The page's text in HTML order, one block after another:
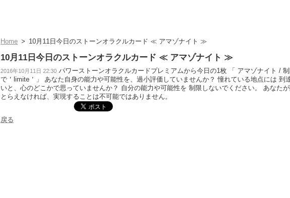
Home > 10月11日今日のストーンオラクルカード ≪ アマゾナイト ≫
10月11日今日のストーンオラクルカード ≪ アマゾナイト ≫
2016年10月11日 22:30 パワーストーンオラクルカードプレミアムから今日の1枚 「 アマゾナイト /
で＇limite＇」 あなた自身の能力や可能性を、過小評価していませんか？ 憧れている地点には 到
いと、心のどこかで思っていませんか？ 自分の能力や可能性を 制限しないでください。 あなた
とらえなければ、実現することは不可能ではありません。
戻る